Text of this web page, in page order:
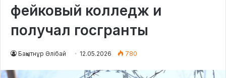
фейковый колледж и
получал госгранты
Бақытнұр Әлібай 12.05.2026 780